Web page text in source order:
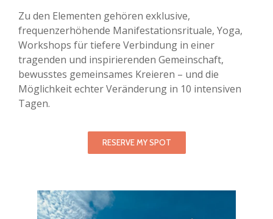
Zu den Elementen gehören exklusive,
frequenzerhöhende Manifestationsrituale, Yoga,
Workshops für tiefere Verbindung in einer
tragenden und inspirierenden Gemeinschaft,
bewusstes gemeinsames Kreieren – und die
Möglichkeit echter Veränderung in 10 intensiven
Tagen.
RESERVE MY SPOT